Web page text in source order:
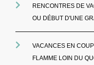
RENCONTRES DE
OU DÉBUT D'UNE
VACANCES EN
FLAMME LOIN DU